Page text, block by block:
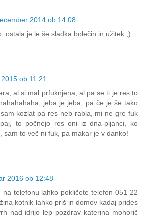
2014 ob 14:08
ostala je le še sladka bolečin in užitek ;)
ob 11:21
al si mal prfuknjena, al pa se ti je res to
jeba je jeba, pa če je še tako
kozlat pa res neb rabla, mi ne gre fuk
to počnejo res oni iz dna-pijanci, ko
sam to več ni fuk, pa makar je v danko!
2016 ob 12:48
na telefonu lahko pokličete telefon 051 22
kotnik lahko priš in domov kadaj prides
nad idrijo lep pozdrav katerina mohorič